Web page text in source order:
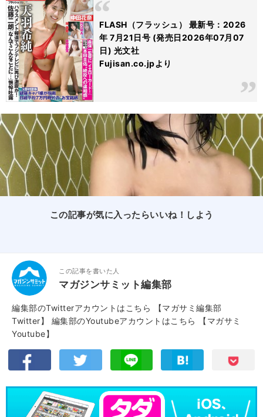
FLASH（フラッシュ） 最新号：2026
年 7月21日号 (発売日2026年07月07
日) 光文社
Fujisan.co.jpより
この記事が気に入ったらいいね！しよう
この記事を書いた人
マガジンサミット編集部
編集部のTwitterアカウントはこちら
【マガサミ編集部
Twitter】
編集部のYoutubeアカウントはこちら
【マガサミ
Youtube】